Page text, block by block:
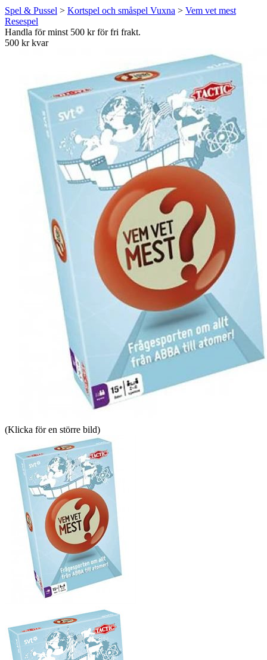
Spel & Pussel > Kortspel och småspel Vuxna > Vem vet mest
Resespel
Handla för minst 500 kr för fri frakt.
500 kr kvar
(Klicka för en större bild)